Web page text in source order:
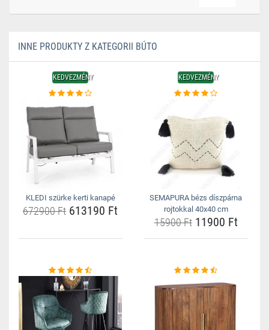
INNE PRODUKTY Z KATEGORII BÚTO
KEDVEZMÉNY
KLEDI szürke kerti kanapé
672900 Ft 613190 Ft
KEDVEZMÉNY
SEMAPURA bézs díszpárna
rojtokkal 40x40 cm
15900 Ft11900 Ft